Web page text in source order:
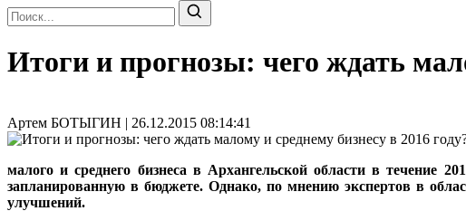
Итоги и прогнозы: чего ждать
Артем БОТЫГИН | 26.12.2015 08:14:41
малого и среднего бизнеса в Архангельской области в течение
запланированную в бюджете. Однако, по мнению экспертов в
улучшений.